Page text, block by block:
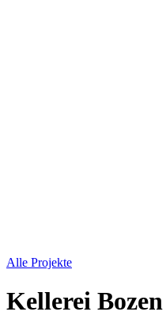
Alle Projekte
Kellerei Bozen